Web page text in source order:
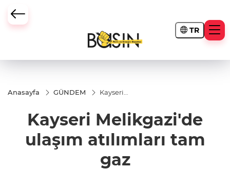
TR
Anasayfa GÜNDEM
Kayseri
atılımları
tam gaz
Kayseri Melikgazi'de
ulaşım atılımları tam
gaz